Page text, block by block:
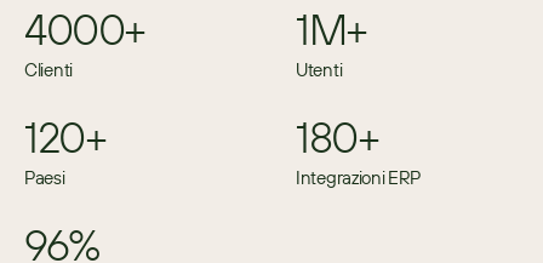
4000+
Clienti
1M+
Utenti
120+
Paesi
180+
Integrazioni ERP
96%